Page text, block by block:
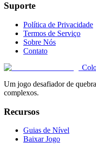
Suporte
Política de Privacidade
Termos de Serviço
Sobre Nós
Contato
Um jogo desafiador de
complexos.
Recursos
Guias de Nível
Baixar Jogo